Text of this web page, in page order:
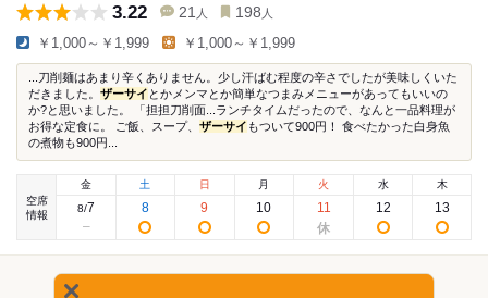
3.22 21 人 198 人
￥1,000～￥1,999 ￥1,000～￥1,999
...刀削麺はあまり辛くありません。少し汗ばむ程度の辛さでしたが美味しくいた
だきました。 ザーサイ とかメンマとか簡単なつまみメニューがあってもいいの
か?と思いました。 「担担刀削面...ランチタイムだったので、なんと一品料理が
お得な定食に。 ご飯、スープ、 ザーサイ もついて900円！ 食べたかった白身魚
の煮物も900円...
空席
情報
金
8/7
土
8
日
9
月
10
火
11
水
12
木
13